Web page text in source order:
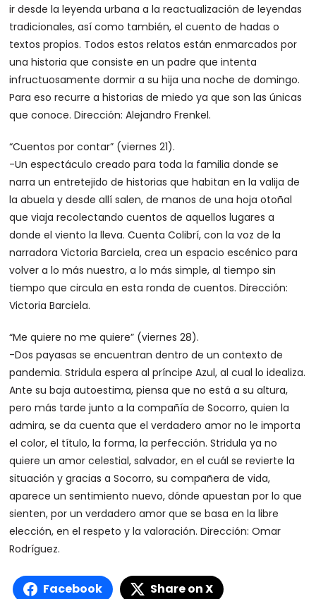
ir desde la leyenda urbana a la reactualización de leyendas
tradicionales, así como también, el cuento de hadas o
textos propios. Todos estos relatos están enmarcados por
una historia que consiste en un padre que intenta
infructuosamente dormir a su hija una noche de domingo.
Para eso recurre a historias de miedo ya que son las únicas
que conoce. Dirección: Alejandro Frenkel.
“Cuentos por contar” (viernes 21).
-Un espectáculo creado para toda la familia donde se
narra un entretejido de historias que habitan en la valija de
la abuela y desde allí salen, de manos de una hoja otoñal
que viaja recolectando cuentos de aquellos lugares a
donde el viento la lleva. Cuenta Colibrí, con la voz de la
narradora Victoria Barciela, crea un espacio escénico para
volver a lo más nuestro, a lo más simple, al tiempo sin
tiempo que circula en esta ronda de cuentos. Dirección:
Victoria Barciela.
“Me quiere no me quiere” (viernes 28).
-Dos payasas se encuentran dentro de un contexto de
pandemia. Stridula espera al príncipe Azul, al cual lo idealiza.
Ante su baja autoestima, piensa que no está a su altura,
pero más tarde junto a la compañía de Socorro, quien la
admira, se da cuenta que el verdadero amor no le importa
el color, el título, la forma, la perfección. Stridula ya no
quiere un amor celestial, salvador, en el cuál se revierte la
situación y gracias a Socorro, su compañera de vida,
aparece un sentimiento nuevo, dónde apuestan por lo que
sienten, por un verdadero amor que se basa en la libre
elección, en el respeto y la valoración. Dirección: Omar
Rodríguez.
Facebook Share on X